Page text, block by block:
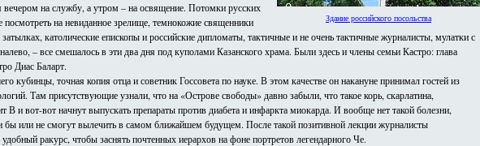
Здание российского посольства
на службу, а утром – на освящение. Потомки русских
посмотреть на невиданное зрелище, темнокожие священники
католические епископы и российские дипломаты, тактичные и не очень тактичные журналисты, мулатки с
– все смешалось в эти два дня под куполами Казанского храма. Были здесь и члены семьи Кастро: глава
Диас Баларт.
кубинцы, точная копия отца и советник Госсовета по науке. В этом качестве он накануне принимал гостей из
Там присутствующие узнали, что на «Острове свободы» давно забыли, что такое корь, скарлатина,
В и вот-вот начнут выпускать препараты против диабета и инфаркта миокарда. И вообще нет такой болезни,
бы или не смогут вылечить в самом ближайшем будущем. После такой позитивной лекции журналисты
ракурс, чтобы заснять почтенных иерархов на фоне портретов легендарного Че.